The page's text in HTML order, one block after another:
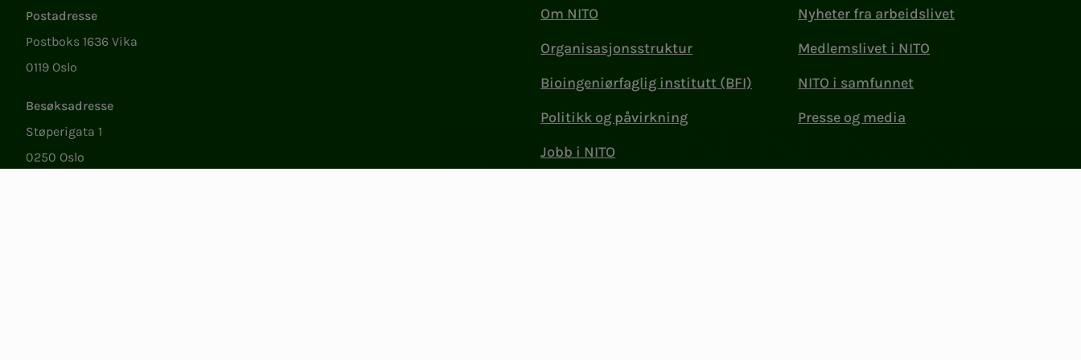
Postadresse
Postboks 1636 Vika
0119 Oslo
Besøksadresse
Støperigata 1
0250 Oslo
Om NITO
Organisasjonsstruktur
Bioingeniørfaglig institutt (BFI)
Politikk og påvirkning
Jobb i NITO
Nyheter fra arbeidslivet
Medlemslivet i NITO
NITO i samfunnet
Presse og media